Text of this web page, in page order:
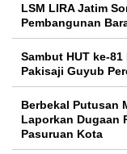
LSM LIRA Jatim
Pembangunan
Sambut HUT ke-81
Pakisaji Guyub
Berbekal Putusan
Laporkan Dugaan
Pasuruan Kota